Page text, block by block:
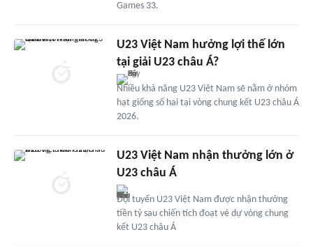
Games 33.
U23 Việt Nam hưởng lợi thế lớn
tại giải U23 châu Á?
Nhiều khả năng U23 Việt Nam sẽ nằm ở nhóm
hạt giống số hai tại vòng chung kết U23 châu Á
2026.
U23 Việt Nam nhận thưởng lớn ở
U23 châu Á
Đội tuyển U23 Việt Nam được nhận thưởng
tiền tỷ sau chiến tích đoạt vé dự vòng chung
kết U23 châu Á